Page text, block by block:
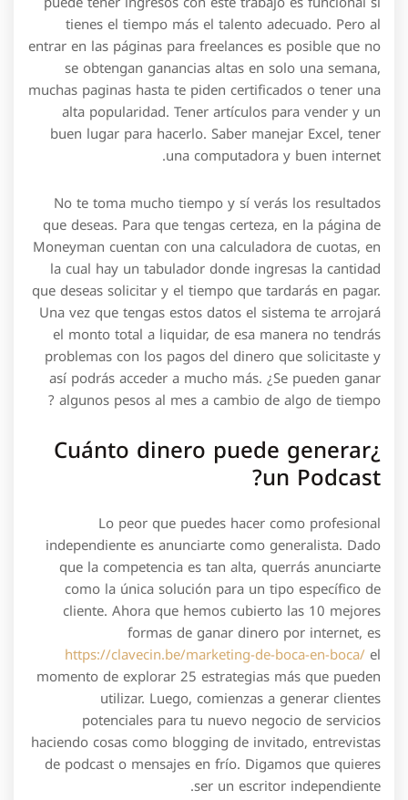
tienes el tiempo más el talento adecuado. Pero al
entrar en las páginas para freelances es posible que no
se obtengan ganancias altas en solo una semana,
muchas paginas hasta te piden certificados o tener una
alta popularidad. Tener artículos para vender y un
buen lugar para hacerlo. Saber manejar Excel, tener
una computadora y buen internet.
No te toma mucho tiempo y sí verás los resultados
que deseas. Para que tengas certeza, en la página de
Moneyman cuentan con una calculadora de cuotas, en
la cual hay un tabulador donde ingresas la cantidad
que deseas solicitar y el tiempo que tardarás en pagar.
Una vez que tengas estos datos el sistema te arrojará
el monto total a liquidar, de esa manera no tendrás
problemas con los pagos del dinero que solicitaste y
así podrás acceder a mucho más. ¿Se pueden ganar
algunos pesos al mes a cambio de algo de tiempo ?
¿Cuánto dinero puede generar
un Podcast?
Lo peor que puedes hacer como profesional
independiente es anunciarte como generalista. Dado
que la competencia es tan alta, querrás anunciarte
como la única solución para un tipo específico de
cliente. Ahora que hemos cubierto las 10 mejores
formas de ganar dinero por internet, es
https://clavecin.be/marketing-de-boca-en-boca/ el
momento de explorar 25 estrategias más que pueden
utilizar. Luego, comienzas a generar clientes
potenciales para tu nuevo negocio de servicios
haciendo cosas como blogging de invitado, entrevistas
de podcast o mensajes en frío. Digamos que quieres
ser un escritor independiente.